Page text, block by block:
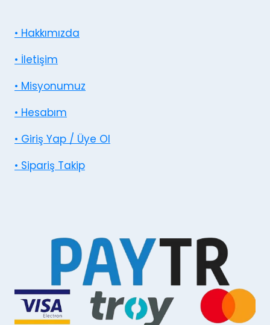
• Hakkımızda
• İletişim
• Misyonumuz
• Hesabım
• Giriş Yap / Üye Ol
• Sipariş Takip